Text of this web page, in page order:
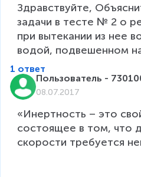
Здравствуйте,
задачи в тесте № 2 о
при вытекании из нее
водой, подвешенном
1 ответ
Пользователь -
08.07.2017
«Инертность – это
состоящее в том, что
скорости требуется